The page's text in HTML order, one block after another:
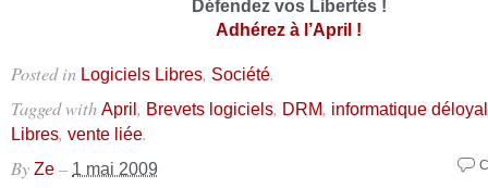
Défendez vos Libertés !
Adhérez à l’April !
Posted in Logiciels Libres, Société.
Tagged with April, Brevets logiciels, DRM, informatique
Libres, vente liée.
By Ze – 1 mai 2009